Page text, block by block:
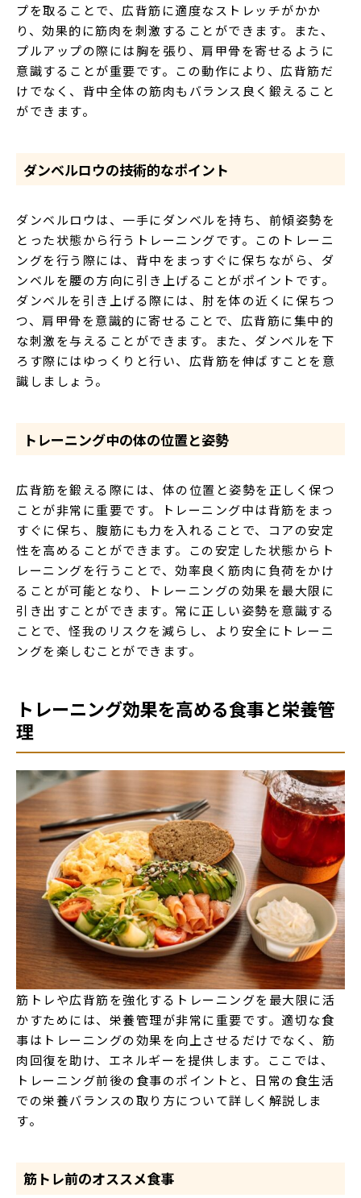
プを取ることで、広背筋に適度なストレッチがかか
り、効果的に筋肉を刺激することができます。また、
プルアップの際には胸を張り、肩甲骨を寄せるように
意識することが重要です。この動作により、広背筋だ
けでなく、背中全体の筋肉もバランス良く鍛えること
ができます。
ダンベルロウの技術的なポイント
ダンベルロウは、一手にダンベルを持ち、前傾姿勢を
とった状態から行うトレーニングです。このトレーニ
ングを行う際には、背中をまっすぐに保ちながら、ダ
ンベルを腰の方向に引き上げることがポイントです。
ダンベルを引き上げる際には、肘を体の近くに保ちつ
つ、肩甲骨を意識的に寄せることで、広背筋に集中的
な刺激を与えることができます。また、ダンベルを下
ろす際にはゆっくりと行い、広背筋を伸ばすことを意
識しましょう。
トレーニング中の体の位置と姿勢
広背筋を鍛える際には、体の位置と姿勢を正しく保つ
ことが非常に重要です。トレーニング中は背筋をまっ
すぐに保ち、腹筋にも力を入れることで、コアの安定
性を高めることができます。この安定した状態からト
レーニングを行うことで、効率良く筋肉に負荷をかけ
ることが可能となり、トレーニングの効果を最大限に
引き出すことができます。常に正しい姿勢を意識する
ことで、怪我のリスクを減らし、より安全にトレーニ
ングを楽しむことができます。
トレーニング効果を高める食事と栄養管
理
筋トレや広背筋を強化するトレーニングを最大限に活
かすためには、栄養管理が非常に重要です。適切な食
事はトレーニングの効果を向上させるだけでなく、筋
肉回復を助け、エネルギーを提供します。ここでは、
トレーニング前後の食事のポイントと、日常の食生活
での栄養バランスの取り方について詳しく解説しま
す。
筋トレ前のオススメ食事